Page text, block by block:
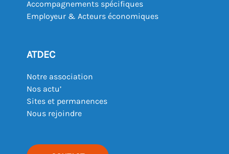
Accompagnements spécifiques
Employeur & Acteurs économiques
ATDEC
Notre association
Nos actu’
Sites et permanences
Nous rejoindre